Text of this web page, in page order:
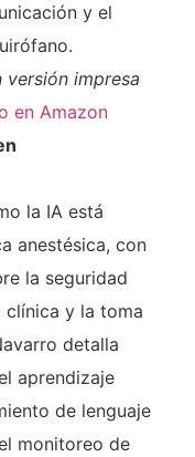
y el
versión impresa
en Amazon
la IA está
anestésica, con
la seguridad
clínica y la toma
detalla
aprendizaje
de lenguaje
monitoreo de